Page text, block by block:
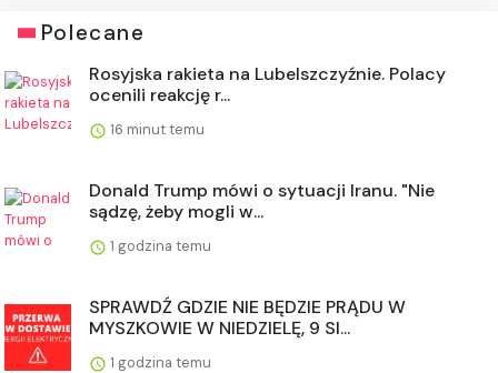
Polecane
Rosyjska rakieta na Lubelszczyźnie. Polacy
ocenili reakcję r...
16 minut temu
Donald Trump mówi o sytuacji Iranu. "Nie
sądzę, żeby mogli w...
1 godzina temu
SPRAWDŹ GDZIE NIE BĘDZIE PRĄDU W
MYSZKOWIE W NIEDZIELĘ, 9 SI...
1 godzina temu